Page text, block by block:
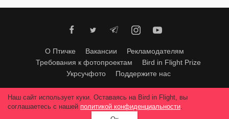
О Птичке Вакансии
Рекламодателям
Требования к фотопроектам
Bird in Flight Prize
Укрсучфото
Поддержите нас
Любое использование материалов допускается только с согласия
редакции.© 2026, Bird In Flight.
Все права защищены.
Наш сайт использует куки. Оставаясь на Bird in Flight, вы
соглашаетесь с нашей политикой конфиденциальности.